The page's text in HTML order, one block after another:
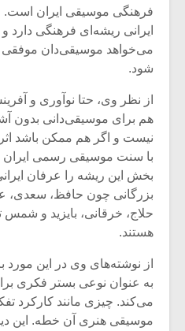
فرهنگی موسیقی ایران است.
ایرانی ریشه‌ای فرهنگی
می‌خواهد موسیقی‌دان موفقی
شود.
از نظر وی، حتا نوآوری و
هم برای موسیقی‌دانی بدون
نیست و اگر هم ممکن باشد
با سنت موسیقی رسمی ایران
بخش این ریشه را عرفان
بزرگانی چون حافظ، سعدی،
حلاج، خرقانی، بایزید و
هستند.
از نوشته‌های وی در این مورد
به عنوان نوعی بستر فکری
می‌کند. چیزی مانند کارکرد
موسیقی هنری آن خطه. این